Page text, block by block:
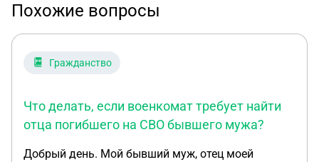
Похожие вопросы
Гражданство
Что делать, если военкомат требует найти
отца погибшего на СВО бывшего мужа?
Добрый день. Мой бывший муж, отец моей